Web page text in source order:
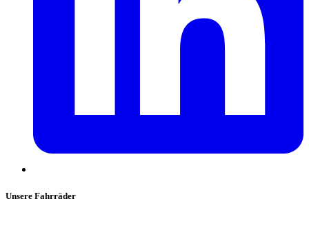
Unsere Fahrräder